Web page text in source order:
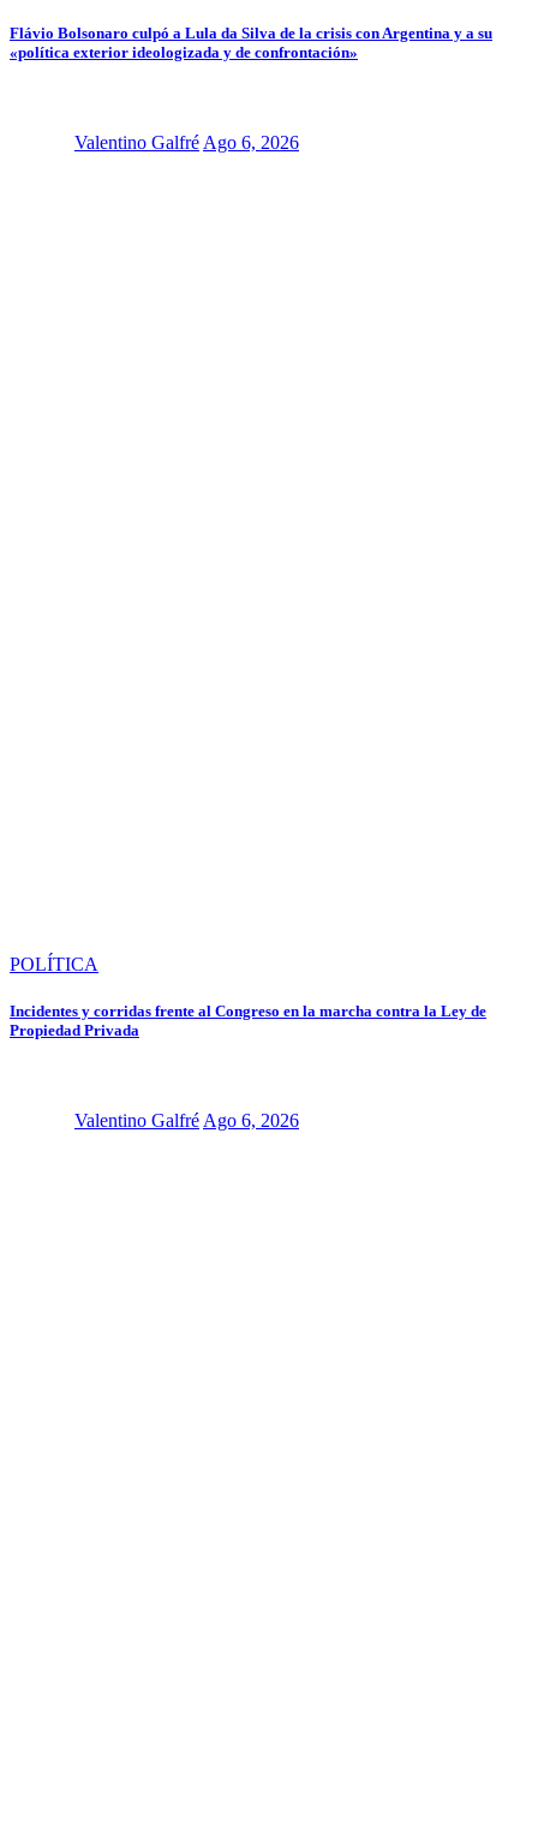
Flávio Bolsonaro culpó a Lula da Silva de la crisis con Argentina y a su
«política exterior ideologizada y de confrontación»
Valentino Galfré Ago 6, 2026
POLÍTICA
Incidentes y corridas frente al Congreso en la marcha contra la Ley de
Propiedad Privada
Valentino Galfré Ago 6, 2026